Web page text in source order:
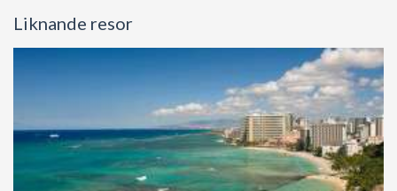
Liknande resor